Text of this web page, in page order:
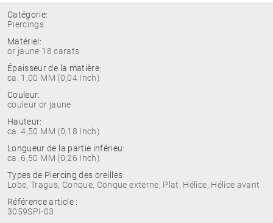
Catégorie:
Piercings
Matériel:
or jaune 18 carats
Épaisseur de la matière:
ca. 1,00 MM (0,04 Inch)
Couleur:
couleur or jaune
Hauteur:
ca. 4,50 MM (0,18 Inch)
Longueur de la partie inférieu:
ca. 6,50 MM (0,26 Inch)
Types de Piercing des oreilles:
Lobe, Tragus, Conque, Conque externe, Plat, Hélice, Hélice avant
Référence article :
3059SPI-03